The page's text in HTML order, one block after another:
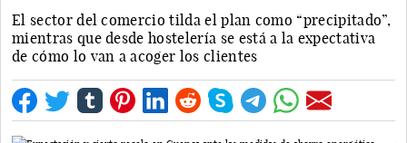
El sector del comercio tilda el plan como “precipitado”,
mientras que desde hostelería se está a la expectativa
de cómo lo van a acoger los clientes